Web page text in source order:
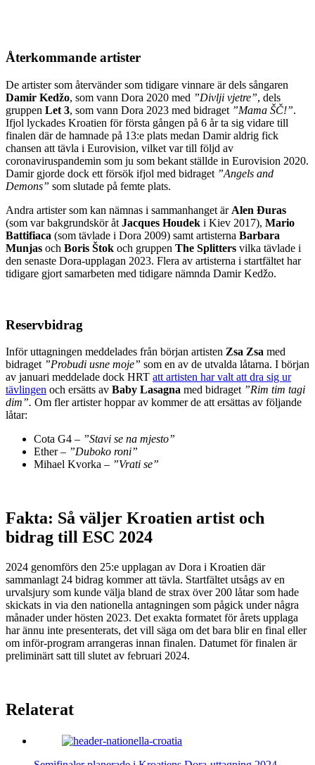
Återkommande artister
De artister som återvänder som tidigare vinnare är dels sångaren
Damir Kedžo, som vann Dora 2020 med ”Divlji vjetre”, dels
gruppen Let 3, som vann Dora 2023 med bidraget ”Mama ŠČ!”.
Ifjol lyckades Kroatien för första gången på 6 år ta sig vidare till
finalen där de hamnade på 13:e plats medan Damir aldrig fick
chansen att tävla i Eurovision, vilket var till följd av
coronaviruspandemin som ju som bekant ställde in Eurovision 2020.
Damir gjorde dock ett försök ifjol med bidraget ”Angels and
Demons” som slutade på femte plats.
Andra artister som kan nämnas i sammanhanget är Alen Đuras
(som var bakgrundskör åt Jacques Houdek i Kiev 2017), Mario
Battifiaca (som tävlade i Dora 2009) samt artisterna Barbara
Munjas och Boris Štok och gruppen The Splitters vilka tävlade i
den senaste Dora-upplagan 2023. Flera av artisterna i startfältet har
tidigare gjort samarbeten med tidigare nämnda Damir Kedžo.
Reservbidrag
Inför uttagningen meddelades från början artisten Zsa Zsa med
bidraget ”Probudi usne moje” som en av de utvalda låtarna. I början
av januari meddelade dock HRT att artisten har valt att dra sig ur
tävlingen och ersätts av Baby Lasagna med bidraget ”Rim tim tagi
dim”. Om fler artister hoppar av kommer de att ersättas av följande
låtar:
Cota G4 – ”Stavi se na mjesto”
Ether – ”Duboko roni”
Mihael Kvorka – ”Vrati se”
Fakta: Så väljer Kroatien artist och
bidrag till ESC 2024
2024 genomförs den 25:e upplagan av Dora i Kroatien där
sammanlagt 24 bidrag kommer att tävla. Startfältet utsågs av en
urvalsjury som kunde välja bland de strax över 200 låtar som hade
skickats in via den nationella antagningen som pågick under några
månader under hösten 2023. Det exakta formatet för årets upplaga
har ännu inte presenterats, det vill säga om det bara blir en final eller
om inför-program arrangeras innan finalen. Datumet för finalen är
preliminärt satt till slutet av februari 2024.
Relaterat